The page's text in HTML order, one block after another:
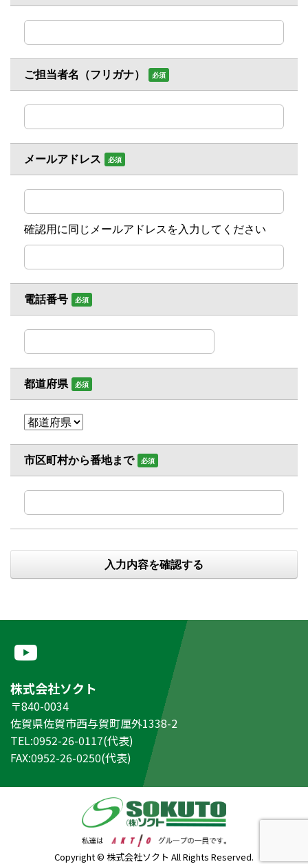
ご担当者名（フリガナ） 必須
メールアドレス 必須
確認用に同じメールアドレスを入力してください
電話番号 必須
都道府県 必須
市区町村から番地まで 必須
株式会社ソクト
〒840-0034
佐賀県佐賀市西与賀町厘外1338-2
TEL:0952-26-0117(代表)
FAX:0952-26-0250(代表)
Copyright © 株式会社ソクト All Rights Reserved.